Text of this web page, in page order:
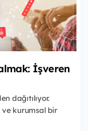
İşveren
dağıtılıyor.
kurumsal bir